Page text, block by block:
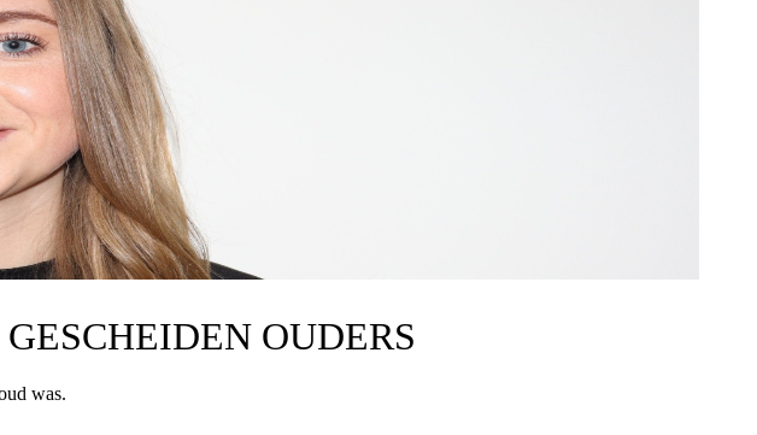
OUDERS
was.